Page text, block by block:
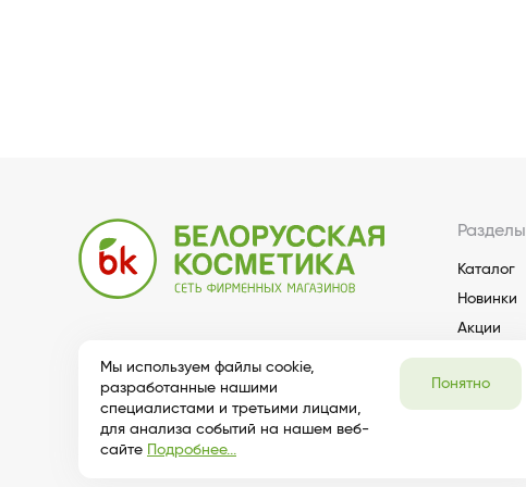
Разделы
Каталог
Новинки
Акции
Мы используем файлы cookie,
разработанные нашими
специалистами и третьими лицами,
для анализа событий на нашем веб-
сайте Подробнее...
Понятно